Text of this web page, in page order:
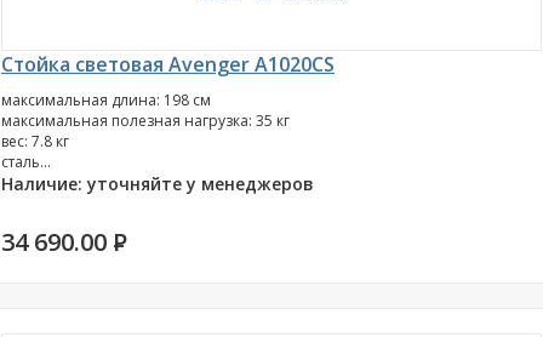
Стойка световая Avenger A1020CS
максимальная длина: 198 см
максимальная полезная нагрузка: 35 кг
вес: 7.8 кг
сталь...
Наличие: уточняйте у менеджеров
34 690.00 P